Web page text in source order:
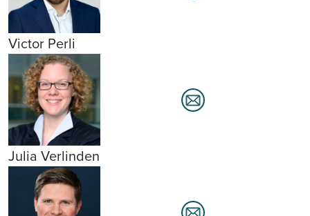
Victor Perli
Julia Verlinden